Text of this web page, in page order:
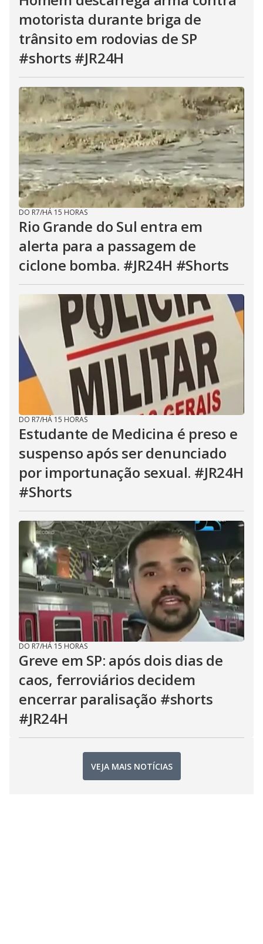
motorista durante briga de
trânsito em rodovias de SP
#shorts #JR24H
DO R7/HÁ 15 HORAS
Rio Grande do Sul entra em
alerta para a passagem de
ciclone bomba. #JR24H #Shorts
DO R7/HÁ 15 HORAS
Estudante de Medicina é preso e
suspenso após ser denunciado
por importunação sexual. #JR24H
#Shorts
DO R7/HÁ 15 HORAS
Greve em SP: após dois dias de
caos, ferroviários decidem
encerrar paralisação #shorts
#JR24H
VEJA MAIS NOTÍCIAS